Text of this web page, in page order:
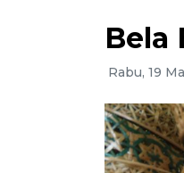
Bela
Rabu, 19